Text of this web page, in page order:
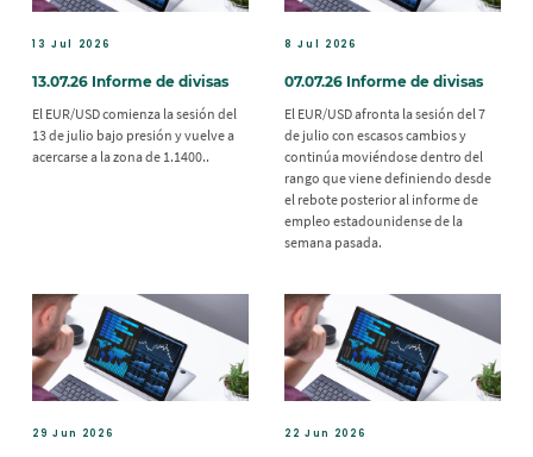
13 Jul 2026
13.07.26 Informe de divisas
El EUR/USD comienza la sesión del
13 de julio bajo presión y vuelve a
acercarse a la zona de 1.1400..
8 Jul 2026
07.07.26 Informe de divisas
El EUR/USD afronta la sesión del 7
de julio con escasos cambios y
continúa moviéndose dentro del
rango que viene definiendo desde
el rebote posterior al informe de
empleo estadounidense de la
semana pasada.
29 Jun 2026 22 Jun 2026